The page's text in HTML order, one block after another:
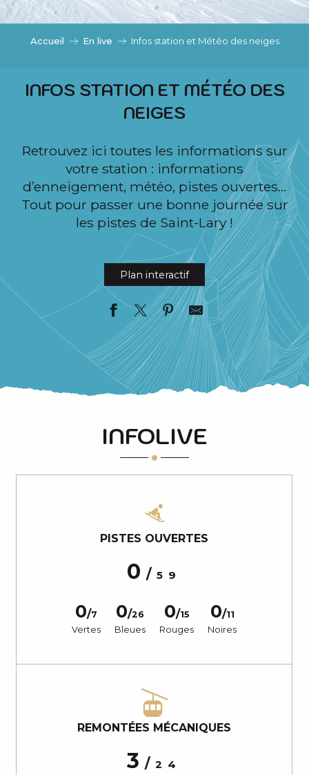
i
Accueil En live Infos station et Météo des neiges
INFOS STATION ET MÉTÉO DES
NEIGES
Retrouvez ici toutes les informations sur
votre station : informations
d’enneigement, météo, pistes ouvertes…
Tout pour passer une bonne journée sur
les pistes de Saint-Lary !
Plan interactif
INFOLIVE
PISTES OUVERTES
0 / 59
0/7
Vertes
0/26
Bleues
0/15
Rouges
0/11
Noires
REMONTÉES MÉCANIQUES
3 / 24